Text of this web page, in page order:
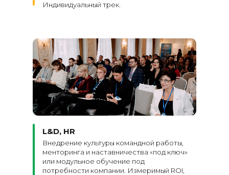
Индивидуальный трек.
L&D, HR
Внедрение культуры командной работы,
менторинга и наставничества «под ключ»
или модульное обучение под
потребности компании. Измеримый ROI,